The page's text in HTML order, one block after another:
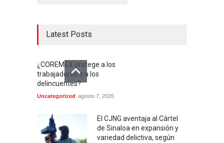
Latest Posts
¿COREMEX protege a los
trabajadores o a los
delincuentes?
Uncategorized agosto 7, 2026
El CJNG aventaja al Cártel
de Sinaloa en expansión y
variedad delictiva, según